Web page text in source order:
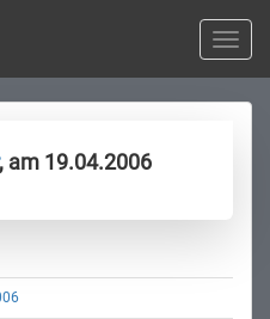
Toggle
, am 19.04.2006